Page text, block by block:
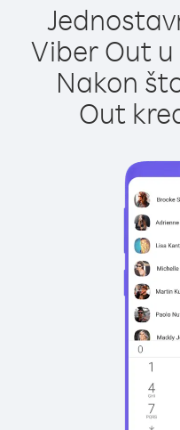
Viber Out u
Nakon
Out